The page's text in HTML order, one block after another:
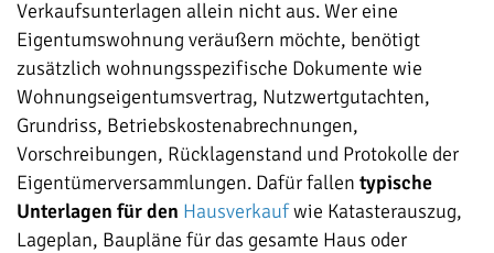
Verkaufsunterlagen allein nicht aus. Wer eine
Eigentumswohnung veräußern möchte, benötigt
zusätzlich wohnungsspezifische Dokumente wie
Wohnungseigentumsvertrag, Nutzwertgutachten,
Grundriss, Betriebskostenabrechnungen,
Vorschreibungen, Rücklagenstand und Protokolle der
Eigentümerversammlungen. Dafür fallen typische
Unterlagen für den Hausverkaufwie Katasterauszug,
Lageplan, Baupläne für das gesamte Haus oder